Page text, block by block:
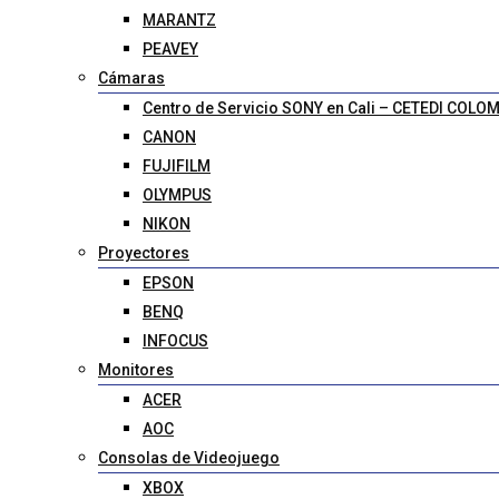
MARANTZ
PEAVEY
Cámaras
Centro de Servicio SONY en Cali – CETEDI
CANON
FUJIFILM
OLYMPUS
NIKON
Proyectores
EPSON
BENQ
INFOCUS
Monitores
ACER
AOC
Consolas de Videojuego
XBOX